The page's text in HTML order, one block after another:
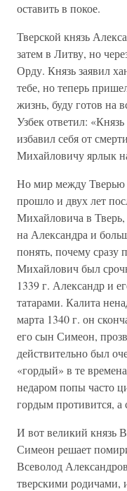
оставить в покое.
Тверской князь
затем в Литву, но
Орду. Князь заявил
тебе, но теперь
жизнь, буду готов на
Узбек ответил:
избавил себя от
Михайловичу ярлык
Но мир между Тверью
прошло и двух лет
Михайловича в
на Александра и
понять, почему сразу
Михайлович был
1339 г. Александр и
татарами. Калита
марта 1340 г. он
его сын Симеон,
действительно был
«гордый» в те
недаром попы часто
гордым противится, а
И вот великий князь
Симеон решает
Всеволод
тверскими родичами,